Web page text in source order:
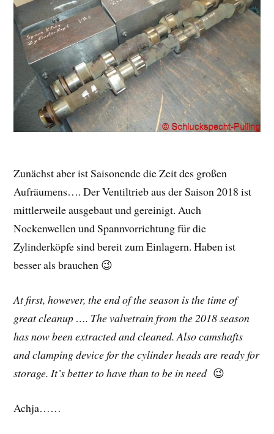
Zunächst aber ist Saisonende die Zeit des großen
Aufräumens…. Der Ventiltrieb aus der Saison 2018 ist
mittlerweile ausgebaut und gereinigt. Auch
Nockenwellen und Spannvorrichtung für die
Zylinderköpfe sind bereit zum Einlagern. Haben ist
besser als brauchen 😉
At first, however, the end of the season is the time of
great cleanup …. The valvetrain from the 2018 season
has now been extracted and cleaned. Also camshafts
and clamping device for the cylinder heads are ready for
storage. It’s better to have than to be in need😉
Achja……